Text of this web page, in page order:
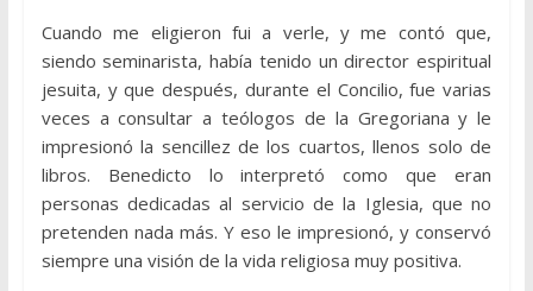
Cuando me eligieron fui a verle, y me contó que,
siendo seminarista, había tenido un director espiritual
jesuita, y que después, durante el Concilio, fue varias
veces a consultar a teólogos de la Gregoriana y le
impresionó la sencillez de los cuartos, llenos solo de
libros. Benedicto lo interpretó como que eran
personas dedicadas al servicio de la Iglesia, que no
pretenden nada más. Y eso le impresionó, y conservó
siempre una visión de la vida religiosa muy positiva.